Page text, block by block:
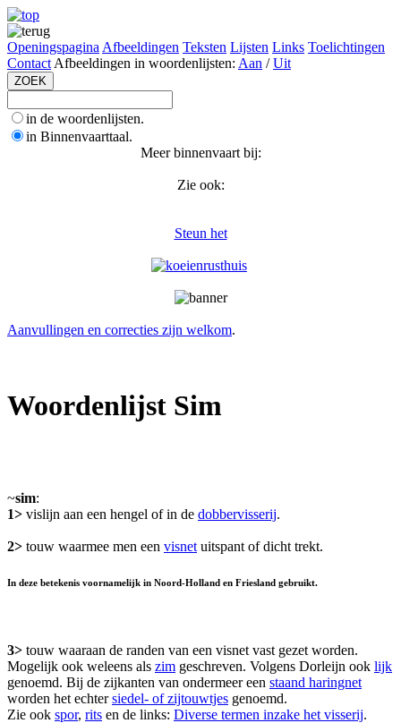
Openingspagina Afbeeldingen Teksten Lijsten Links Toelichtingen
Contact Afbeeldingen in woordenlijsten: Aan /Uit
in de woordenlijsten.
in Binnenvaarttaal.
Meer binnenvaart bij:
Zie ook:
Steun het
Aanvullingen en correcties zijn welkom.
Woordenlijst Sim
~sim:
1> vislijn aan een hengel of in de dobbervisserij.
2> touw waarmee men een visnet uitspant of dicht trekt.
In deze betekenis voornamelijk in Noord-Holland en Friesland gebruikt.
3> touw waaraan de randen van een visnet vast gezet worden.
Mogelijk ook weleens als zim geschreven. Volgens Dorleijn ook lijk
genoemd. Bij de zijkanten van ondermeer een staand haringnet
worden het echtersiedel- of zijtouwtjes genoemd.
Zie ook spor, rits en de links: Diverse termen inzake het visserij.